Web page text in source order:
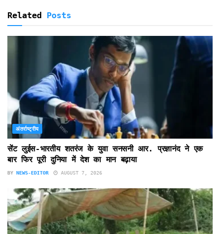
Related Posts
अंतर्राष्ट्रीय
सेंट लुईस-भारतीय शतरंज के युवा सनसनी आर. प्रज्ञानंद ने एक
बार फिर पूरी दुनिया में देश का मान बढ़ाया
BY NEWS-EDITOR AUGUST 7, 2026